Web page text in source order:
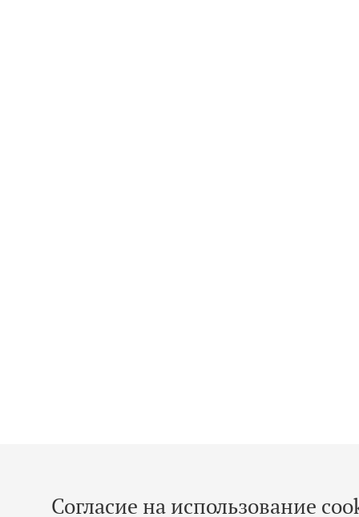
Согласие на использование